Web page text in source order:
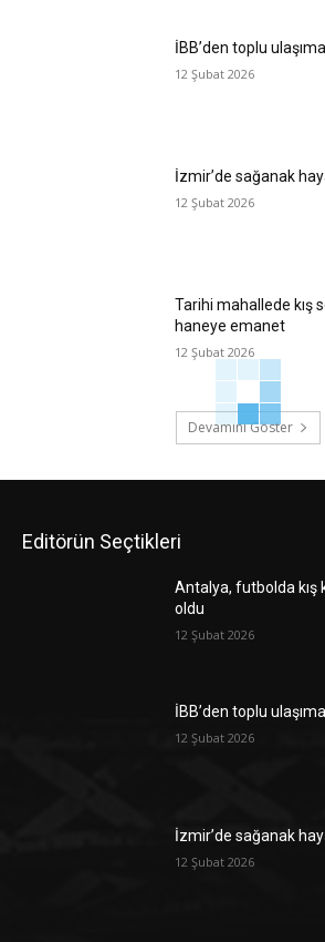
İBB’den toplu
12 Şubat 2026
İzmir’de sağanak
12 Şubat 2026
Tarihi mahallede kış
haneye emanet
12 Şubat 2026
Devamını Göster
Editörün Seçtikleri
Antalya, futbolda kış
oldu
12 Şubat 2026
İBB’den toplu
12 Şubat 2026
İzmir’de sağanak
12 Şubat 2026